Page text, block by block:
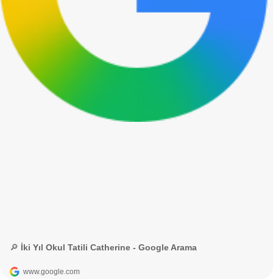
🔎 İki Yıl Okul Tatili Catherine - Google Arama
www.google.com